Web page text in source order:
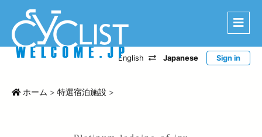
English Japanese Sign in
ホーム > 特選宿泊施設 >